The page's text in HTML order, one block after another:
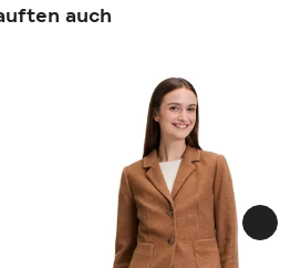
auch